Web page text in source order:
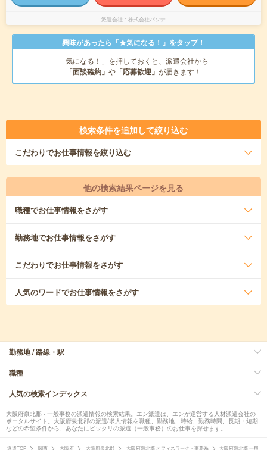
派遣会社 株式会社パソナ
興味があったら「★気になる！」をタップ！
「気になる！」を押しておくと、派遣会社から
「面談確約」 や 「応募歓迎」 が届きます！
検索条件を追加して絞り込む
こだわりでお仕事情報を絞り込む
他の検索結果ページを見る
職種でお仕事情報をさがす
勤務地でお仕事情報をさがす
こだわりでお仕事情報をさがす
人気のワードでお仕事情報をさがす
勤務地 / 路線・駅
職種
人気の検索インデックス
大阪府泉北郡 - 一般事務の派遣情報の検索結果。エン派遣は、エンが運営する人材派遣会社の
ポータルサイト。大阪府泉北郡の派遣/求人情報を職種、勤務地、時給、勤務時間、長期・短期
などの希望条件から、あなたにピッタリの派遣（一般事務）のお仕事を探せます。
派遣TOP 関西 大阪府 大阪府泉北郡 大阪府泉北郡 オフィスワーク・事務系 大阪府泉北郡 一般